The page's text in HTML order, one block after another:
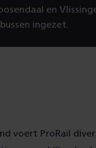
en
ingezet.
voert ProRail